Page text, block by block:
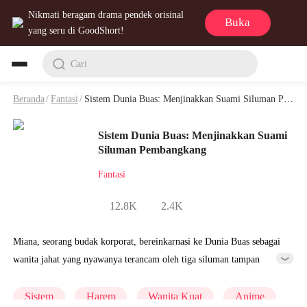
Nikmati beragam drama pendek orisinal
yang seru di GoodShort!
Buka
Cari
Beranda /Fantasi / Sistem Dunia Buas: Menjinakkan Suami Siluman Pembangkang Playlet & Video
Sistem Dunia Buas: Menjinakkan Suami
Siluman Pembangkang
Fantasi
12.8K 2.4K
Miana, seorang budak korporat, bereinkarnasi ke Dunia Buas sebagai
wanita jahat yang nyawanya terancam oleh tiga siluman tampan
Hidup yang memaksanya untuk menurunkan level kegelapan mereka
Sistem Harem Wanita Kuat Anime